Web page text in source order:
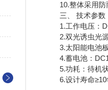
10.整体采用防
三、 技术参数
1.工作电压：
2.双光诱虫光源
3.太阳能电池板
4.蓄电池：
5.功耗：待机状
6.设计寿命≥10